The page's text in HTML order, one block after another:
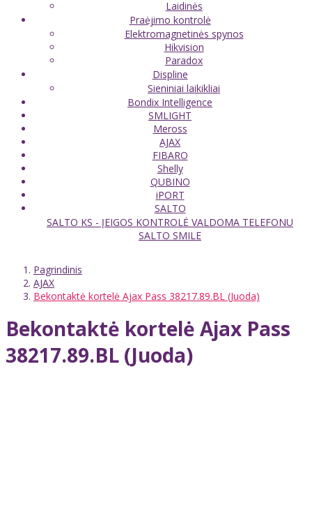
Laidinės
Praėjimo kontrolė
Elektromagnetinės spynos
Hikvision
Paradox
Displine
Sieniniai laikikliai
Bondix Intelligence
SMLIGHT
Meross
AJAX
FIBARO
Shelly
QUBINO
iPORT
SALTO
SALTO KS - ĮEIGOS KONTROLĖ VALDOMA TELEFONU
SALTO SMILE
Pagrindinis
AJAX
Bekontaktė kortelė Ajax Pass 38217.89.BL (Juoda)
Bekontaktė kortelė Ajax Pass
38217.89.BL (Juoda)